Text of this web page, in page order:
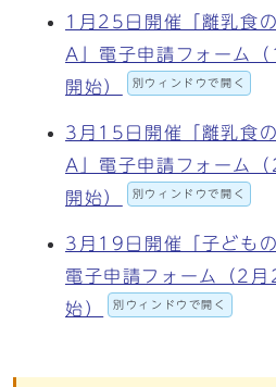
1月25日開催「離乳食
A」電子申請フォーム
開始）
別ウィンドウで開く
3月15日開催「離乳食
A」電子申請フォーム
開始）
別ウィンドウで開く
3月19日開催「子ども
電子申請フォーム（2
始）
別ウィンドウで開く